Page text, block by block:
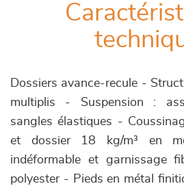
Dossiers avance-recule -
multiplis - Suspension :
sangles élastiques -
et dossier 18 kg/m³ en
indéformable et garnissage
polyester - Pieds en métal